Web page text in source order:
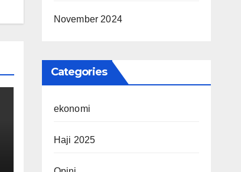
November 2024
Categories
ekonomi
Haji 2025